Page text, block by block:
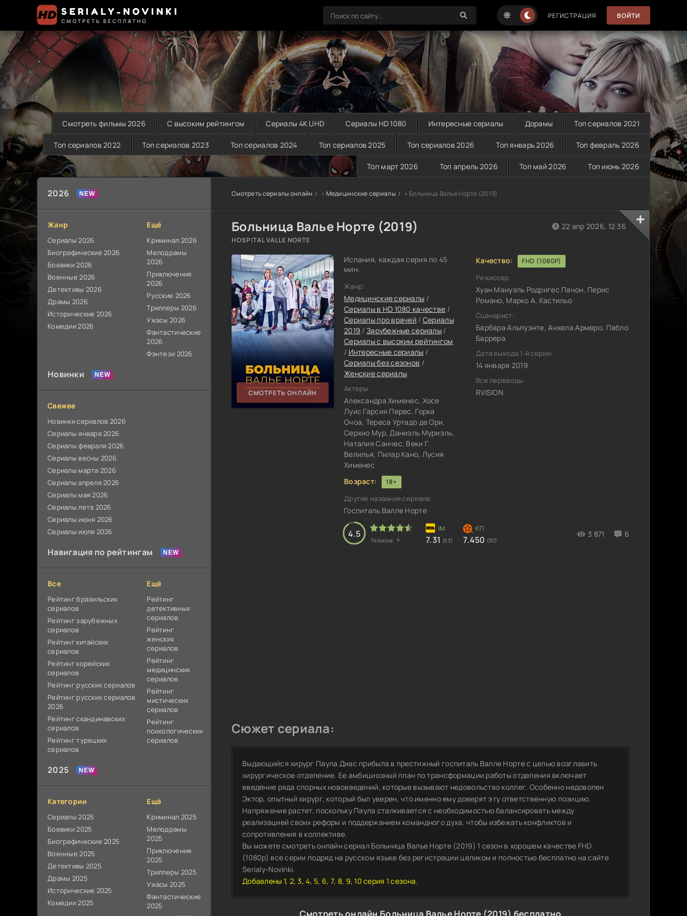
SERIALY-NOVINKI
СМОТРЕТЬ БЕСПЛАТНО
РЕГИСТРАЦИЯ ВОЙТИ
Смотреть фильмы 2026 С высоким рейтингом Сериалы 4K UHD Сериалы HD 1080 Интересные сериалы Дорамы Топ сериалов 2021
Топ сериалов 2022 Топ сериалов 2023 Топ сериалов 2024 Топ сериалов 2025 Топ сериалов 2026 Топ январь 2026 Топ февраль 2026
Топ март 2026 Топ апрель 2026 Топ май 2026 Топ июнь 2026
2026
Жанр
Сериалы 2026
Биографические 2026
Боевики 2026
Военные 2026
Детективы 2026
Драмы 2026
Исторические 2026
Комедии 2026
Ещё
Криминал 2026
Мелодрамы
2026
Приключения
2026
Русские 2026
Триллеры 2026
Ужасы 2026
Фантастические
2026
Фэнтези 2026
Новинки
Свежее
Новинки сериалов 2026
Сериалы января 2026
Сериалы февраля 2026
Сериалы весны 2026
Сериалы марта 2026
Сериалы апреля 2026
Сериалы мая 2026
Сериалы лета 2026
Сериалы июня 2026
Сериалы июля 2026
Навигация по рейтингам
Все
Рейтинг бразильских
сериалов
Рейтинг зарубежных
сериалов
Рейтинг китайских
сериалов
Рейтинг корейских
сериалов
Рейтинг русских сериалов
Рейтинг русских сериалов
2026
Рейтинг скандинавских
сериалов
Рейтинг турецких
сериалов
Ещё
Рейтинг
детективных
сериалов
Рейтинг
женских
сериалов
Рейтинг
медицинских
сериалов
Рейтинг
мистических
сериалов
Рейтинг
психологических
сериалов
2025
Категории
Сериалы 2025
Боевики 2025
Биографические 2025
Военные 2025
Детективы 2025
Драмы 2025
Исторические 2025
Комедии 2025
Ещё
Криминал 2025
Мелодрамы
2025
Приключения
2025
Триллеры 2025
Ужасы 2025
Фантастические
2025
Смотреть сериалы онлайн » Медицинские сериалы » Больница Валье Норте (2019)
Больница Валье Норте (2019)
HOSPITAL VALLE NORTE
СМОТРЕТЬ ОНЛАЙН
Испания, каждая серия по 45
мин.
Жанр:
Медицинские сериалы /
Сериалы в HD 1080 качестве /
Сериалы про врачей / Сериалы
2019 / Зарубежные сериалы /
Сериалы с высоким рейтингом
/ Интересные сериалы /
Сериалы без сезонов /
Женские сериалы
Актеры:
Александра Хименес, Хосе
Луис Гарсия Перес, Горка
Очоа, Тереса Уртадо де Ори,
Серхио Мур, Даниэль Муриэль,
Наталия Санчес, Веки Г.
Велилья, Пилар Кано, Лусия
Хименес
Возраст:
18+
Другие названия сериала:
Госпиталь Валле Норте
4.5
Голосов: 4 7.31 (53) 7.450 (30)
3 871 6
22 апр 2026, 12:36
Качество: FHD (1080P)
Режиссер:
Хуан Мануэль Родригес Пачон, Перис
Романо, Марко А. Кастильо
Сценарист:
Барбара Альпуэнте, Анхела Армеро, Пабло
Баррера
Дата выхода 1-й серии:
14 января 2019
Все переводы:
RVISION
Сюжет сериала:
Выдающийся хирург Паула Диас прибыла в престижный госпиталь Валле Норте с целью возглавить
хирургическое отделение. Ее амбициозный план по трансформации работы отделения включает
введение ряда спорных нововведений, которые вызывают недовольство коллег. Особенно недоволен
Эктор, опытный хирург, который был уверен, что именно ему доверят эту ответственную позицию.
Напряжение растет, поскольку Паула сталкивается с необходимостью балансировать между
реализацией своих реформ и поддержанием командного духа, чтобы избежать конфликтов и
сопротивления в коллективе.
Вы можете смотреть онлайн сериал Больница Валье Норте (2019) 1 сезон в хорошем качестве FHD
(1080p) все серии подряд на русском языке без регистрации целиком и полностью бесплатно на сайте
Serialy-Novinki.
Добавлены 1, 2, 3, 4, 5, 6, 7, 8, 9, 10 серия 1 сезона.